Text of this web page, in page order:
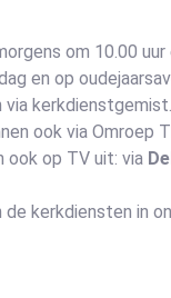
om 10.00 uur
en op
ook via
ook op TV uit: via
kerkdiensten in